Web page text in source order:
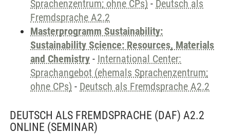
Sprachenzentrum; ohne CPs) - Deutsch als
Fremdsprache A2.2
Masterprogramm Sustainability:
Sustainability Science: Resources, Materials
and Chemistry - International Center:
Sprachangebot (ehemals Sprachenzentrum;
ohne CPs) - Deutsch als Fremdsprache A2.2
DEUTSCH ALS FREMDSPRACHE (DAF) A2.2
ONLINE (SEMINAR)